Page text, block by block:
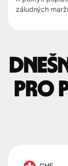
záludných
pro